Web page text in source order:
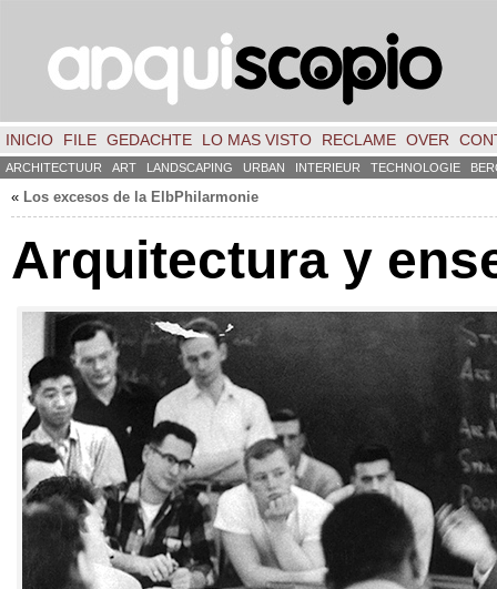
INICIO FILE GEDACHTE LO MAS VISTO RECLAME OVER
ARCHITECTUUR ART LANDSCAPING URBAN INTERIEUR TECHNOLOGIE
« Los excesos de la ElbPhilarmonie
Arquitectura y